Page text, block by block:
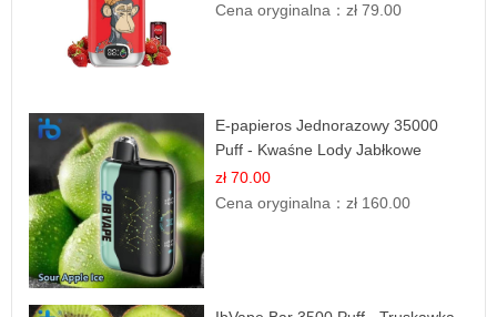
Cena oryginalna：zł 79.00
E-papieros Jednorazowy 35000
Puff - Kwaśne Lody Jabłkowe
zł 70.00
Cena oryginalna：zł 160.00